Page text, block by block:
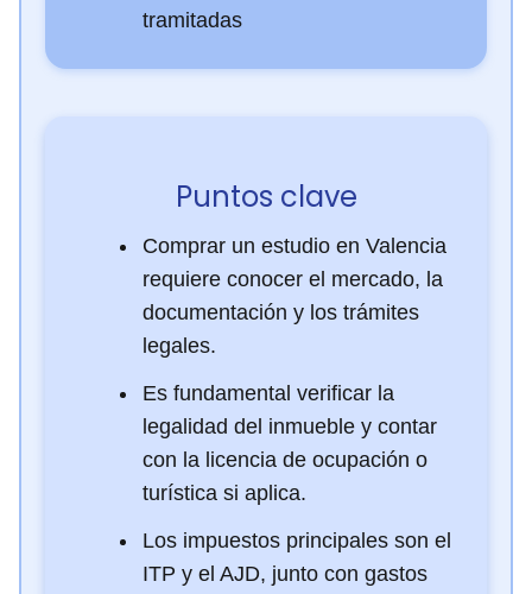
tramitadas
Puntos clave
Comprar un estudio en Valencia
requiere conocer el mercado, la
documentación y los trámites
legales.
Es fundamental verificar la
legalidad del inmueble y contar
con la licencia de ocupación o
turística si aplica.
Los impuestos principales son el
ITP y el AJD, junto con gastos